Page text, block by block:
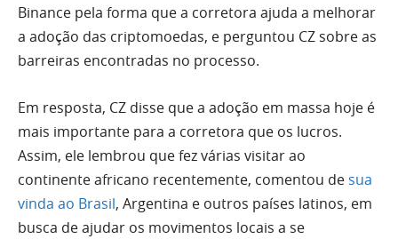
Binance pela forma que a corretora ajuda a melhorar
a adoção das criptomoedas, e perguntou CZ sobre as
barreiras encontradas no processo.
Em resposta, CZ disse que a adoção em massa hoje é
mais importante para a corretora que os lucros.
Assim, ele lembrou que fez várias visitar ao
continente africano recentemente, comentou de sua
vinda ao Brasil, Argentina e outros países latinos, em
busca de ajudar os movimentos locais a se